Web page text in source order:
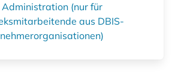
Administration (nur für
aus DBIS-